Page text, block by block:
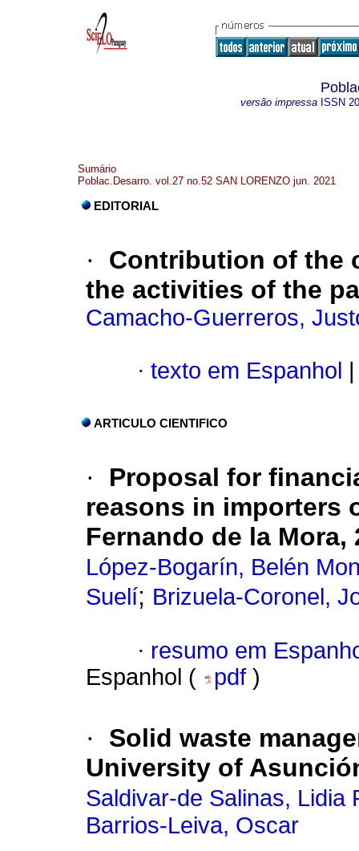
versão impressa ISSN
Sumário
Poblac.Desarro. vol.27 no.52 SAN LORENZO jun. 2021
EDITORIAL
·
Contribution of the
the activities of the
Camacho-Guerreros,
· texto em Espanhol
ARTICULO CIENTIFICO
·
Proposal for
reasons in importers
Fernando de la Mora,
López-Bogarín, Belén
Suelí; Brizuela-Coronel,
· resumo em
Espanhol (
pdf )
·
Solid waste
University of
Saldivar-de Salinas, Lidia
Barrios-Leiva, Oscar